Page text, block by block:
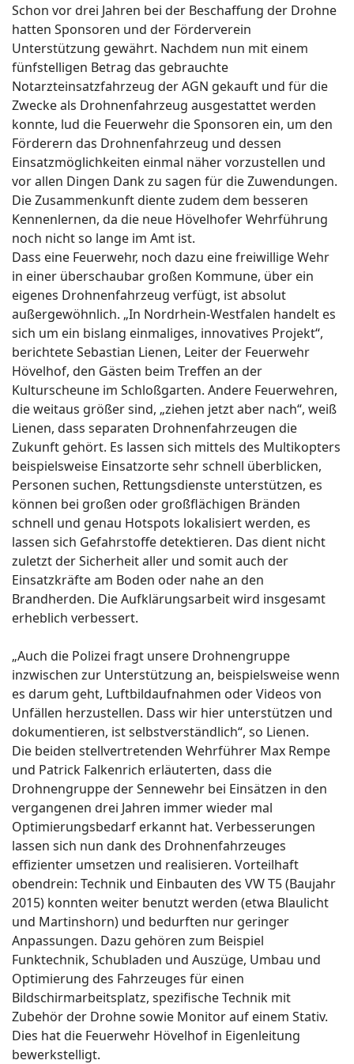
Schon vor drei Jahren bei der Beschaffung der Drohne
hatten Sponsoren und der Förderverein
Unterstützung gewährt. Nachdem nun mit einem
fünfstelligen Betrag das gebrauchte
Notarzteinsatzfahrzeug der AGN gekauft und für die
Zwecke als Drohnenfahrzeug ausgestattet werden
konnte, lud die Feuerwehr die Sponsoren ein, um den
Förderern das Drohnenfahrzeug und dessen
Einsatzmöglichkeiten einmal näher vorzustellen und
vor allen Dingen Dank zu sagen für die Zuwendungen.
Die Zusammenkunft diente zudem dem besseren
Kennenlernen, da die neue Hövelhofer Wehrführung
noch nicht so lange im Amt ist.
Dass eine Feuerwehr, noch dazu eine freiwillige Wehr
in einer überschaubar großen Kommune, über ein
eigenes Drohnenfahrzeug verfügt, ist absolut
außergewöhnlich. „In Nordrhein-Westfalen handelt es
sich um ein bislang einmaliges, innovatives Projekt“,
berichtete Sebastian Lienen, Leiter der Feuerwehr
Hövelhof, den Gästen beim Treffen an der
Kulturscheune im Schloßgarten. Andere Feuerwehren,
die weitaus größer sind, „ziehen jetzt aber nach“, weiß
Lienen, dass separaten Drohnenfahrzeugen die
Zukunft gehört. Es lassen sich mittels des Multikopters
beispielsweise Einsatzorte sehr schnell überblicken,
Personen suchen, Rettungsdienste unterstützen, es
können bei großen oder großflächigen Bränden
schnell und genau Hotspots lokalisiert werden, es
lassen sich Gefahrstoffe detektieren. Das dient nicht
zuletzt der Sicherheit aller und somit auch der
Einsatzkräfte am Boden oder nahe an den
Brandherden. Die Aufklärungsarbeit wird insgesamt
erheblich verbessert.
„Auch die Polizei fragt unsere Drohnengruppe
inzwischen zur Unterstützung an, beispielsweise wenn
es darum geht, Luftbildaufnahmen oder Videos von
Unfällen herzustellen. Dass wir hier unterstützen und
dokumentieren, ist selbstverständlich“, so Lienen.
Die beiden stellvertretenden Wehrführer Max Rempe
und Patrick Falkenrich erläuterten, dass die
Drohnengruppe der Sennewehr bei Einsätzen in den
vergangenen drei Jahren immer wieder mal
Optimierungsbedarf erkannt hat. Verbesserungen
lassen sich nun dank des Drohnenfahrzeuges
effizienter umsetzen und realisieren. Vorteilhaft
obendrein: Technik und Einbauten des VW T5 (Baujahr
2015) konnten weiter benutzt werden (etwa Blaulicht
und Martinshorn) und bedurften nur geringer
Anpassungen. Dazu gehören zum Beispiel
Funktechnik, Schubladen und Auszüge, Umbau und
Optimierung des Fahrzeuges für einen
Bildschirmarbeitsplatz, spezifische Technik mit
Zubehör der Drohne sowie Monitor auf einem Stativ.
Dies hat die Feuerwehr Hövelhof in Eigenleitung
bewerkstelligt.